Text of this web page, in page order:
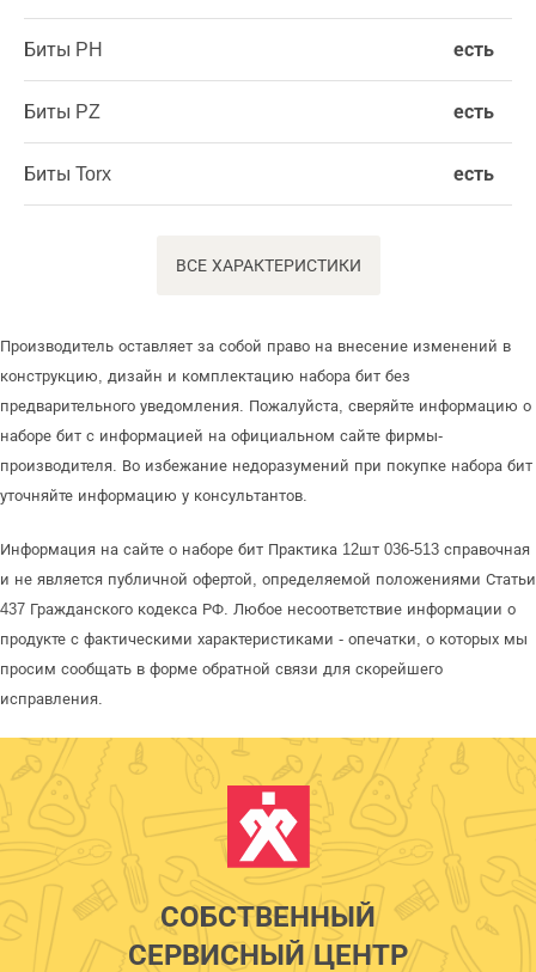
Биты PH есть
Биты PZ есть
Биты Torx есть
ВСЕ ХАРАКТЕРИСТИКИ
Производитель оставляет за собой право на внесение изменений в
конструкцию, дизайн и комплектацию набора бит без
предварительного уведомления. Пожалуйста, сверяйте информацию о
наборе бит с информацией на официальном сайте фирмы-
производителя. Во избежание недоразумений при покупке набора бит
уточняйте информацию у консультантов.
Информация на сайте о наборе бит Практика 12шт 036-513 справочная
и не является публичной офертой, определяемой положениями Статьи
437 Гражданского кодекса РФ. Любое несоответствие информации о
продукте с фактическими характеристиками - опечатки, о которых мы
просим сообщать в форме обратной связи для скорейшего
исправления.
СОБСТВЕННЫЙ
СЕРВИСНЫЙ ЦЕНТР